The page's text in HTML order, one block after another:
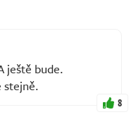
ještě bude.
stejně.
8